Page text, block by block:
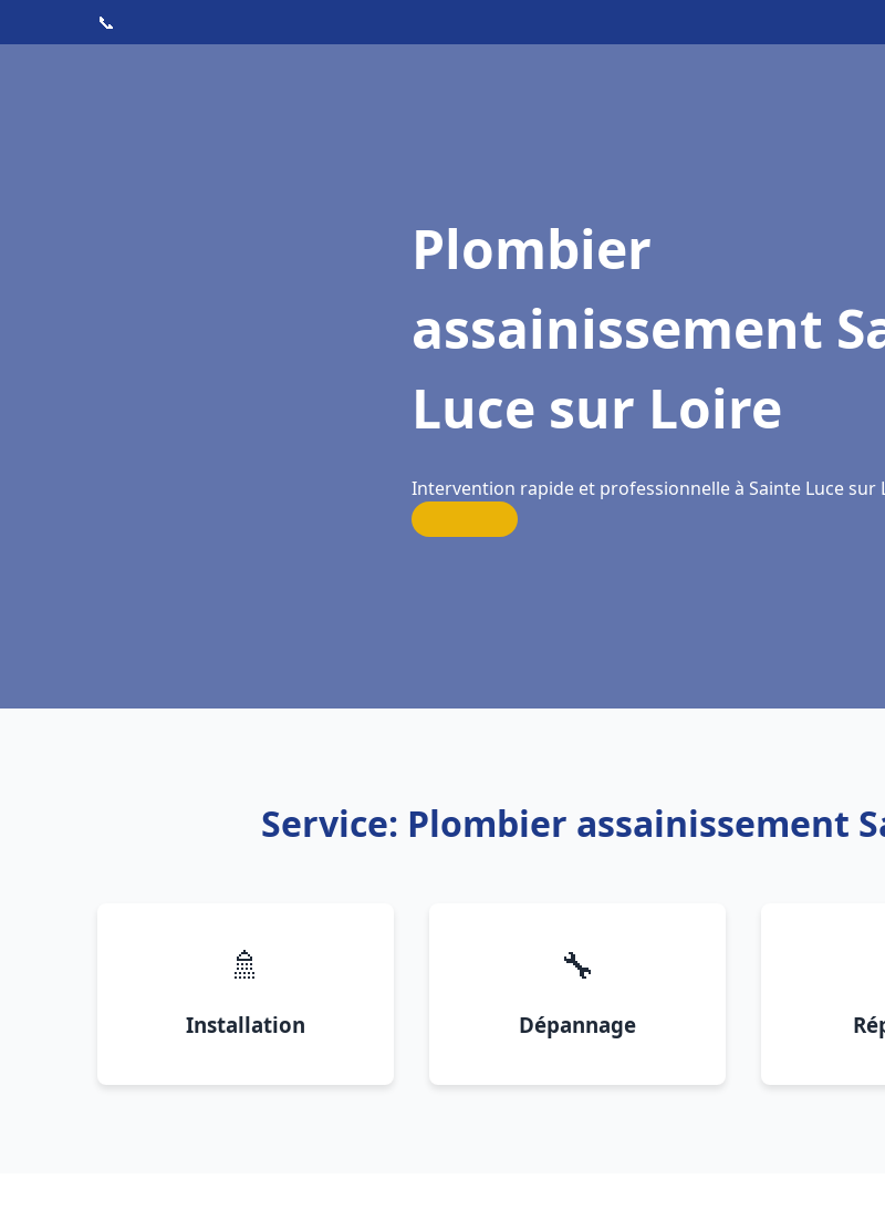
📞
Plombier
assainissement
Luce sur Loire
Intervention rapide et professionnelle à Sainte Luce sur
Service: Plombier assainissement
🚿
Installation
🔧
Dépannage